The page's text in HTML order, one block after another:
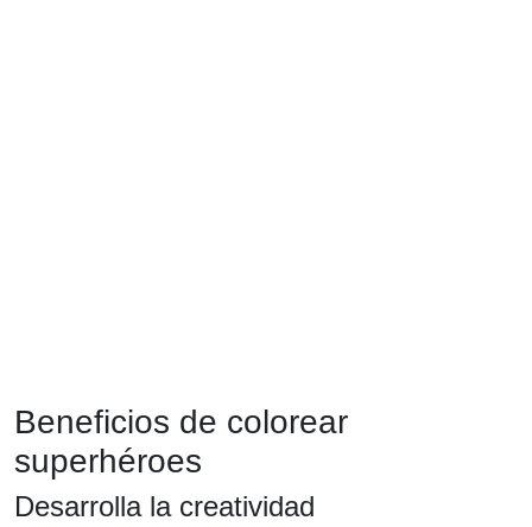
Beneficios de colorear
superhéroes
Desarrolla la creatividad